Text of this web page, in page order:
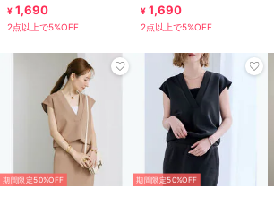
ク］[C3654]
¥ 1,690
2点以上で5%OFF
ク］[C3654]
¥ 1,690
2点以上で5%OFF
期間限定50%OFF 期間限定50%OFF